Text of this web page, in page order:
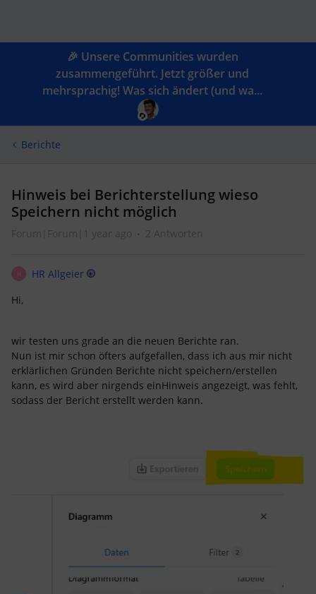
🎉 Unsere Communities wurden
zusammengeführt. Jetzt größer und
mehrsprachig! Was sich ändert (und wa...
Berichte
Hinweis bei Berichterstellung wieso
Speichern nicht möglich
Forum|Forum|1 year ago 2 Antworten
HR Allgeier
Hi,
wir testen uns grade an die neuen Berichte ran.
Nun ist mir schon öfters aufgefallen, dass ich aus mir nicht
erklärlichen Gründen Berichte nicht speichern/erstellen
kann, es wird aber nirgends einHinweis angezeigt, was fehlt,
sodass der Bericht erstellt werden kann.